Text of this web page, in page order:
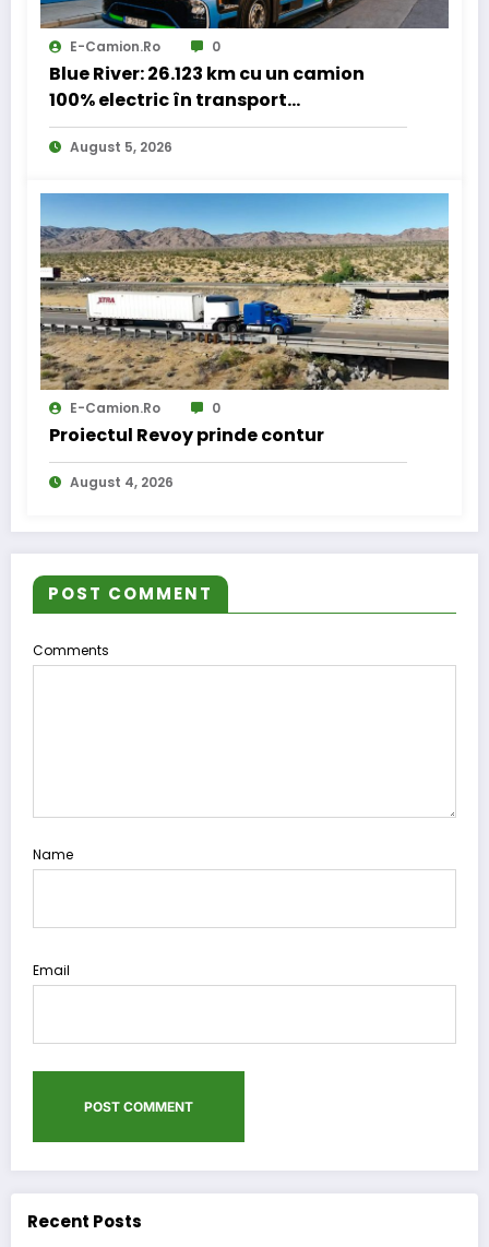
E-Camion.ro 0
Blue River: 26.123 km cu un camion
100% electric în transport
internațional
August 5, 2026
E-Camion.ro 0
Proiectul Revoy prinde contur
August 4, 2026
POST COMMENT
Comments
Name
Email
Recent Posts